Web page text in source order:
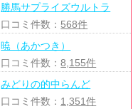
勝馬サプライズウルトラ
口コミ件数： 568件
暁（あかつき）
口コミ件数：8,155件
みどりの的中らんど
口コミ件数： 1,351件